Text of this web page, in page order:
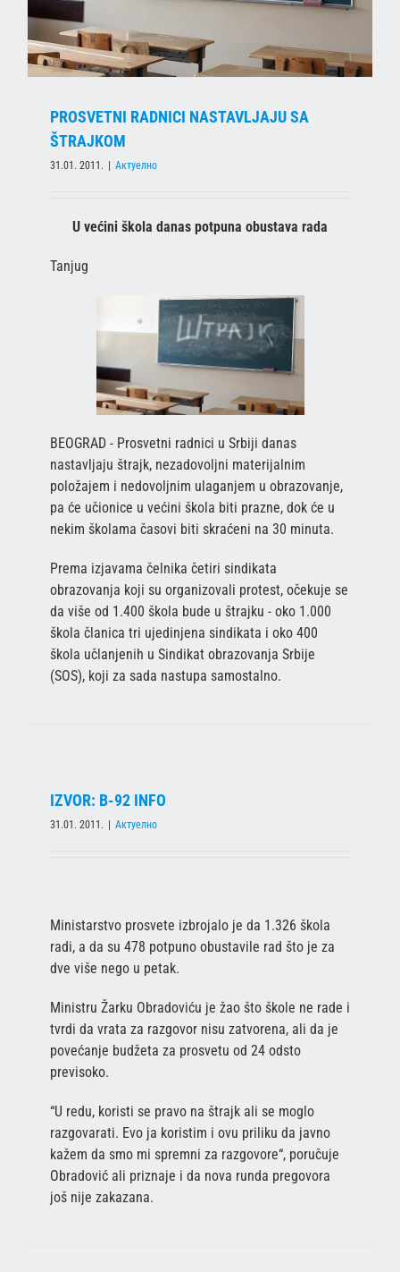
PROSVETNI RADNICI NASTAVLJAJU SA
ŠTRAJKOM
31.01. 2011. Актуелно
U većini škola danas potpuna obustava rada
Tanjug
BEOGRAD - Prosvetni radnici u Srbiji danas
nastavljaju štrajk, nezadovoljni materijalnim
položajem i nedovoljnim ulaganjem u obrazovanje,
pa će učionice u većini škola biti prazne, dok će u
nekim školama časovi biti skraćeni na 30 minuta.
Prema izjavama čelnika četiri sindikata
obrazovanja koji su organizovali protest, očekuje se
da više od 1.400 škola bude u štrajku - oko 1.000
škola članica tri ujedinjena sindikata i oko 400
škola učlanjenih u Sindikat obrazovanja Srbije
(SOS), koji za sada nastupa samostalno.
IZVOR: B-92 INFO
31.01. 2011. Актуелно
Ministarstvo prosvete izbrojalo je da 1.326 škola
radi, a da su 478 potpuno obustavile rad što je za
dve više nego u petak.
Ministru Žarku Obradoviću je žao što škole ne rade i
tvrdi da vrata za razgovor nisu zatvorena, ali da je
povećanje budžeta za prosvetu od 24 odsto
previsoko.
“U redu, koristi se pravo na štrajk ali se moglo
razgovarati. Evo ja koristim i ovu priliku da javno
kažem da smo mi spremni za razgovore“, poručuje
Obradović ali priznaje i da nova runda pregovora
još nije zakazana.